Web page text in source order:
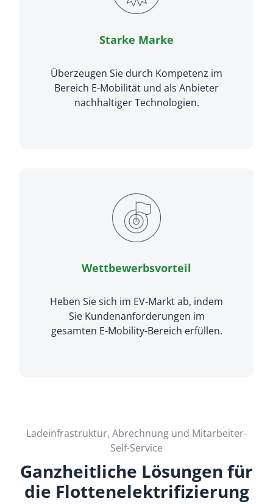
Starke Marke
Überzeugen Sie durch Kompetenz im
Bereich E-Mobilität und als Anbieter
nachhaltiger Technologien.
Wettbewerbsvorteil
Heben Sie sich im EV-Markt ab, indem
Sie Kundenanforderungen im
gesamten E-Mobility-Bereich erfüllen.
Ladeinfrastruktur, Abrechnung und Mitarbeiter-
Self-Service
Ganzheitliche Lösungen für
die Flottenelektrifizierung